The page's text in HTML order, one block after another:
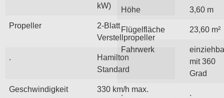
kW)
Propeller
2-Blatt
Verstellpropeller
Hamilton
Standard
Geschwindigkeit 330 km/h max.
Höhe 3,60 m
Flügelfläche 23,60 m²
Fahrwerk
mit 360
Grad
.